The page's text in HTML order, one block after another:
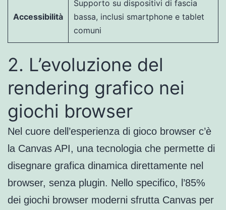
Accessibilità
Supporto su dispositivi di fascia
bassa, inclusi smartphone e tablet
comuni
2. L’evoluzione del
rendering grafico nei
giochi browser
Nel cuore dell’esperienza di gioco browser c’è
la Canvas API, una tecnologia che permette di
disegnare grafica dinamica direttamente nel
browser, senza plugin. Nello specifico, l’85%
dei giochi browser moderni sfrutta Canvas per